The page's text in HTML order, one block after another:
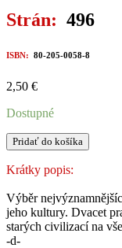
Strán: 496
ISBN: 80-205-0058-8
2,50 €
Dostupné
množstvo
DVACET
OBJEVŮ
DVACÁTÉHO
STOLETÍ
Pridať do košíka
Krátky popis:
Výběr
jeho kultury. Dvacet
starých civilizací na
-d-